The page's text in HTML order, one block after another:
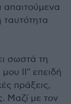
απαιτούμενα
ταυτότητα
σωστά τη
ΙΙ" επειδή
πράξεις,
Μαζί με τον